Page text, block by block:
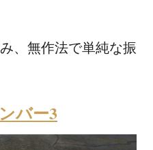
、無作法で単純な振
バー3